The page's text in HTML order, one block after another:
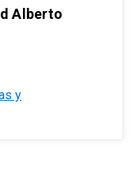
Alberto
y